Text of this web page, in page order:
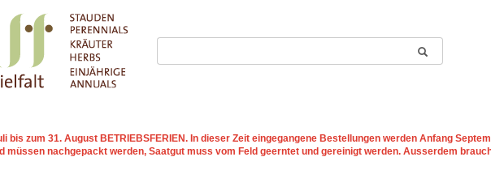
bis zum 31. August BETRIEBSFERIEN. In dieser Zeit eingegangene Bestellungen werden Anfang
nachgepackt werden, Saatgut muss vom Feld geerntet und gereinigt werden. Ausserdem